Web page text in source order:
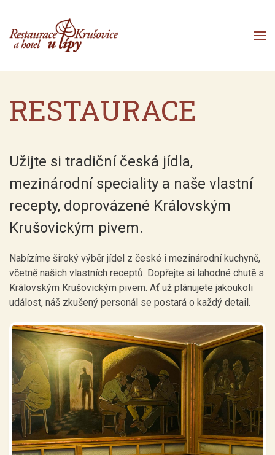
Přejít k obsahu
RESTAURACE
Užijte si tradiční česká jídla,
mezinárodní speciality a naše vlastní
recepty, doprovázené Královským
Krušovickým pivem.
Nabízíme široký výběr jídel z české i mezinárodní kuchyně,
včetně našich vlastních receptů. Dopřejte si lahodné chutě s
Královským Krušovickým pivem. Ať už plánujete jakoukoli
událost, náš zkušený personál se postará o každý detail.